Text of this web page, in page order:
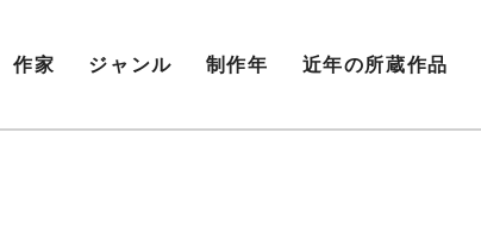
作家 ジャンル 制作年 近年の所蔵作品